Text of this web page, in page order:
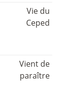
Vie du
Ceped
Vient de
paraître